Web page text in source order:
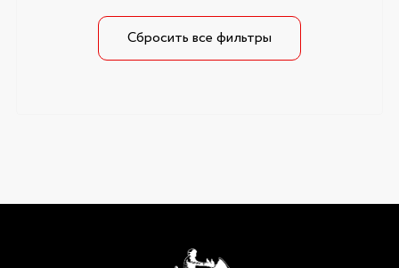
Сбросить все фильтры